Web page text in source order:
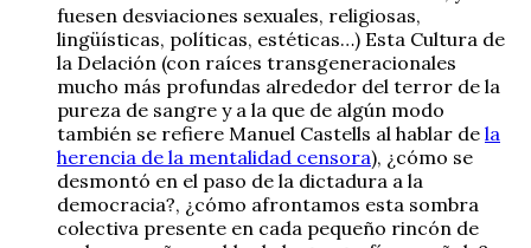
fuesen desviaciones sexuales, religiosas,
lingüísticas, políticas, estéticas…) Esta Cultura de
la Delación (con raíces transgeneracionales
mucho más profundas alrededor del terror de la
pureza de sangre y a la que de algún modo
también se refiere Manuel Castells al hablar de la
herencia de la mentalidad censora), ¿cómo se
desmontó en el paso de la dictadura a la
democracia?, ¿cómo afrontamos esta sombra
colectiva presente en cada pequeño rincón de